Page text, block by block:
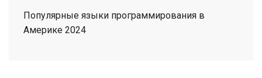
Популярные языки программирования в
Америке 2024